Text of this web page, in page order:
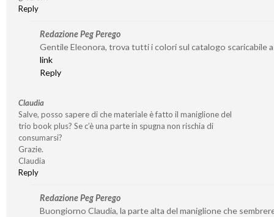
Reply
Redazione Peg Perego
Gentile Eleonora, trova tutti i colori sul catalogo scaricabile
link
Reply
Claudia
Salve, posso sapere di che materiale è fatto il maniglione del
trio book plus? Se c’è una parte in spugna non rischia di
consumarsi?
Grazie.
Claudia
Reply
Redazione Peg Perego
Buongiorno Claudia, la parte alta del maniglione che